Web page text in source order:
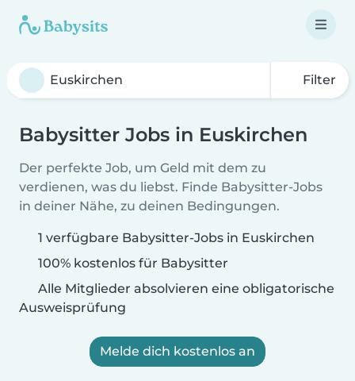
Filter
Babysitter Jobs in Euskirchen
Der perfekte Job, um Geld mit dem zu
verdienen, was du liebst. Finde Babysitter-Jobs
in deiner Nähe, zu deinen Bedingungen.
1 verfügbare Babysitter-Jobs in Euskirchen
100% kostenlos für Babysitter
Alle Mitglieder absolvieren eine obligatorische
Ausweisprüfung
Melde dich kostenlos an